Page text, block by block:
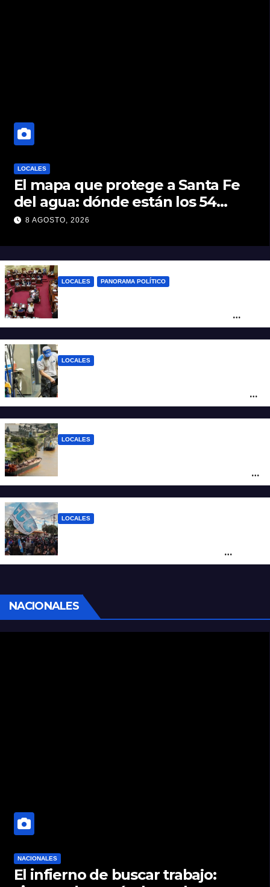
LOCALES
El mapa que protege a Santa Fe
del agua: dónde están los 54
puntos de bombeo
8 AGOSTO, 2026
LOCALES PANORAMA POLÍTICO
Santa Fe
LOCALES
ciudad de Santa Fe: la nafta súper superó
los $2.100 y llenar el tanque cuesta más
LOCALES
posicionar los puertos del sur de Santa Fe
como salida para las exportaciones
LOCALES
sociales y sindicales
NACIONALES
NACIONALES
El infierno de buscar trabajo: